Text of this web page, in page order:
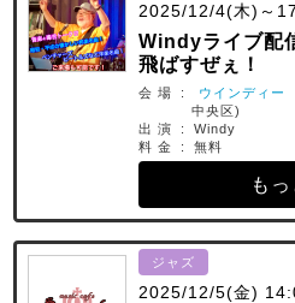
2025/12/4(木)～
Windyライブ配
飛ばすぜぇ！
会 場 : ウインディ
中央区)
出 演 : Windy
料 金 : 無料
も
ジャズ
2025/12/5(金)